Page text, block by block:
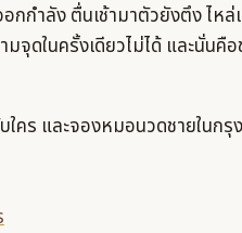
อกกำลัง ตื่นเช้ามาตัวยังตึง ไ
ดในครั้งเดียวไม่ได้ และนั่นคื
ใคร และจองหมอนวดชายในก